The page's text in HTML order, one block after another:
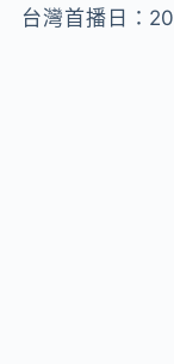
台灣首播日：